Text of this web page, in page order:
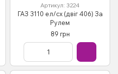
Артикул: 3224
ГАЗ 3110 ел/сх (двіг 406) За
Рулем
89 грн